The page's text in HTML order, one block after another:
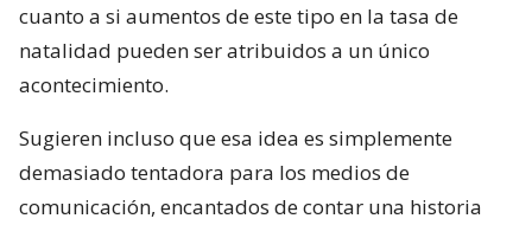
cuanto a si aumentos de este tipo en la tasa de
natalidad pueden ser atribuidos a un único
acontecimiento.
Sugieren incluso que esa idea es simplemente
demasiado tentadora para los medios de
comunicación, encantados de contar una historia